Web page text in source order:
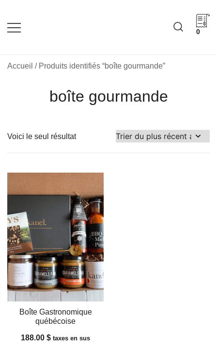
content
0
Accueil / Produits identifiés “boîte gourmande”
boîte gourmande
Voici le seul résultat
Boîte Gastronomique
québécoise
188.00 $ taxes en sus